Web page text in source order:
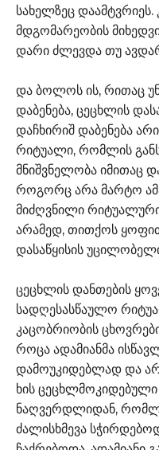
სახელზეც
მდგომარეობის
დარი ძლევდა თუ
და ბოლოს ის, რითაც
დაბენება, ცეცხლის
დაჩხირიშ დაბენება
რიტუალი, რომლის
მნიშვნელობა იმითაც
როგორც არა მარტო
მიძღვნილი
არამედ, თითქოს
დასაწყისის
ცეცხლის დანთების
სადღესასწაულო
კაცობრიობის
როცა ადამიანმა
დამოუკიდებლად და
ხის
ნაღვერდლიდან,
ძალისხმევა